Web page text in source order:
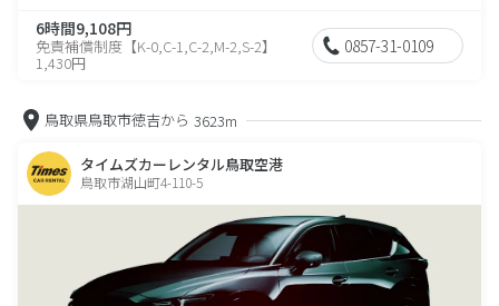
6時間9,108円
免責補償制度【K-0,C-1,C-2,M-2,S-2】
1,430円
0857-31-0109
鳥取県鳥取市徳吉から 3623m
タイムズカーレンタル鳥取空港
鳥取市湖山町4-110-5